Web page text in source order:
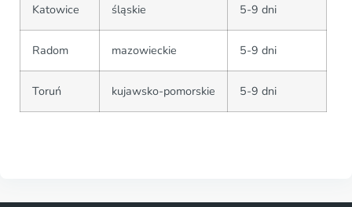
Katowice śląskie 5-9 dni
Radom mazowieckie 5-9 dni
Toruń kujawsko-pomorskie 5-9 dni